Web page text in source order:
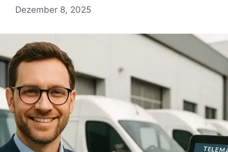
Dezember 8, 2025